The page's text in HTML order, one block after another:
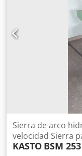
Sierra de arco
velocidad Sierra
KASTO BSM 253